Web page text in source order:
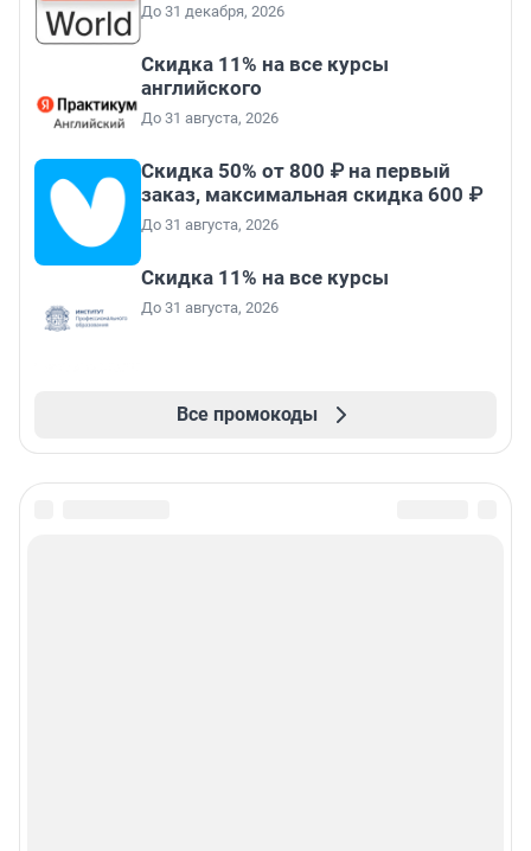
До 31 декабря, 2026
Скидка 11% на все курсы
английского
До 31 августа, 2026
Скидка 50% от 800 ₽ на первый
заказ, максимальная скидка 600 ₽
До 31 августа, 2026
Скидка 11% на все курсы
До 31 августа, 2026
Все промокоды